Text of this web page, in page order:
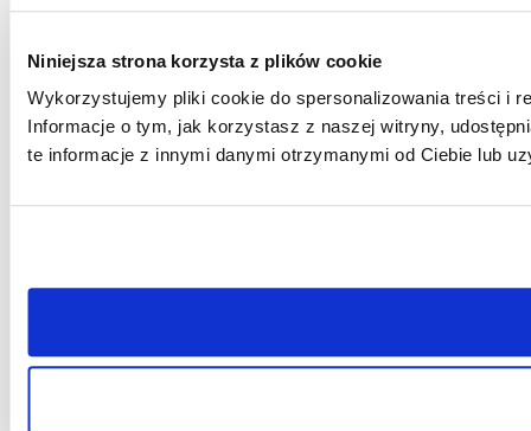
Niniejsza strona korzysta z plików cookie
Wykorzystujemy pliki cookie do spersonalizowania treści i
Informacje o tym, jak korzystasz z naszej witryny,
te informacje z innymi danymi otrzymanymi od Ciebie lub